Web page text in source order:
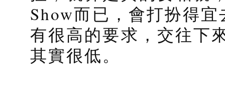
Show而已，會打扮得
有很高的要求，交往下
其實很低。